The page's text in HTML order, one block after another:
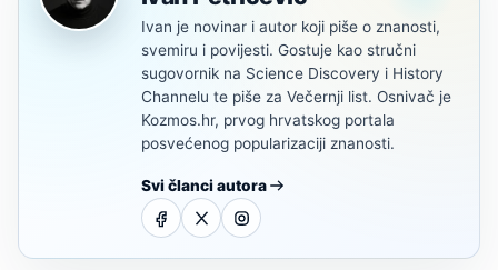
Ivan je novinar i autor koji piše o znanosti,
svemiru i povijesti. Gostuje kao stručni
sugovornik na Science Discovery i History
Channelu te piše za Večernji list. Osnivač je
Kozmos.hr, prvog hrvatskog portala
posvećenog popularizaciji znanosti.
Svi članci autora